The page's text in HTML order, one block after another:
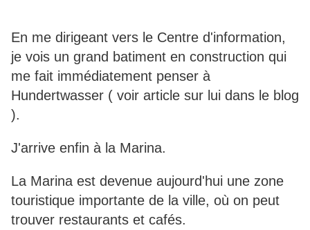
En me dirigeant vers le Centre d'information,
je vois un grand batiment en construction qui
me fait immédiatement penser à
Hundertwasser ( voir article sur lui dans le blog
).
J'arrive enfin à la Marina.
La Marina est devenue aujourd'hui une zone
touristique importante de la ville, où on peut
trouver restaurants et cafés.